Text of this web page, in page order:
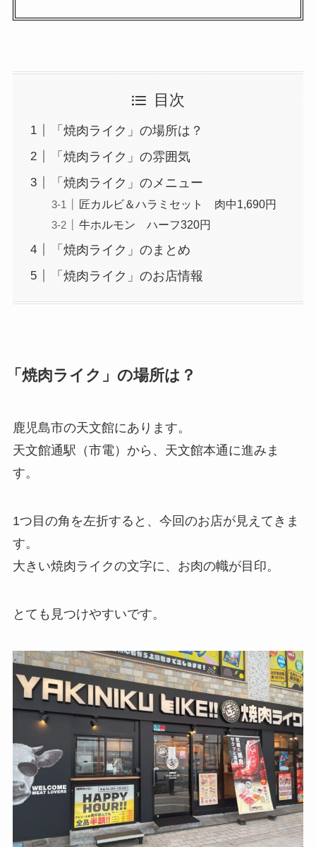
目次
「焼肉ライク」の場所は？
「焼肉ライク」の雰囲気
「焼肉ライク」のメニュー
匠カルビ＆ハラミセット 肉中1,690円
牛ホルモン ハーフ320円
「焼肉ライク」のまとめ
「焼肉ライク」のお店情報
「焼肉ライク」の場所は？
鹿児島市の天文館にあります。
天文館通駅（市電）から、天文館本通に進みま
す。
1つ目の角を左折すると、今回のお店が見えてきま
す。
大きい焼肉ライクの文字に、お肉の幟が目印。
とても見つけやすいです。